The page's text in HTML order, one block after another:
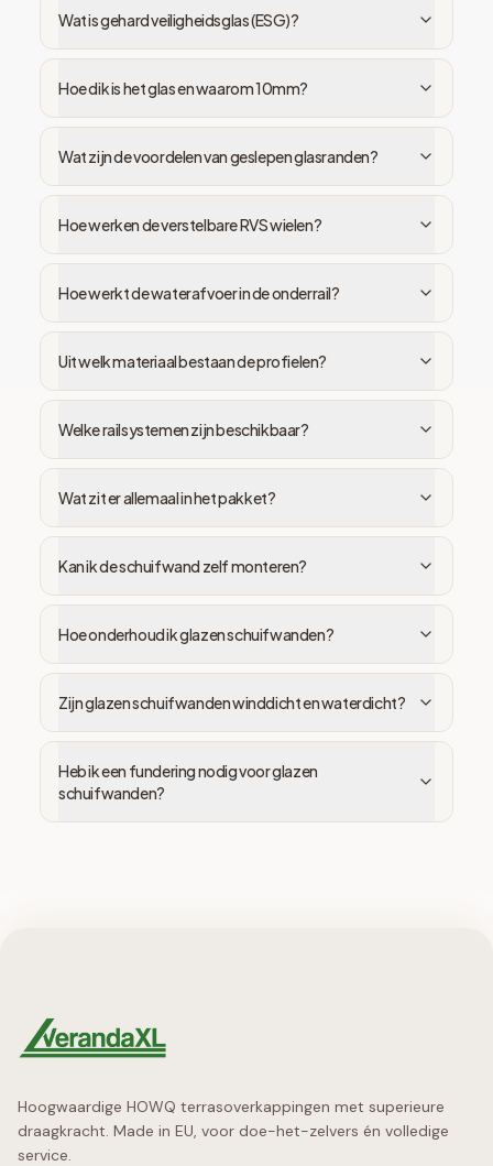
Wat is gehard veiligheidsglas (ESG)?
Hoe dik is het glas en waarom 10mm?
Wat zijn de voordelen van geslepen glasranden?
Hoe werken de verstelbare RVS wielen?
Hoe werkt de waterafvoer in de onderrail?
Uit welk materiaal bestaan de profielen?
Welke railsystemen zijn beschikbaar?
Wat zit er allemaal in het pakket?
Kan ik de schuifwand zelf monteren?
Hoe onderhoud ik glazen schuifwanden?
Zijn glazen schuifwanden winddicht en waterdicht?
Heb ik een fundering nodig voor glazen
schuifwanden?
Hoogwaardige HOWQ terrasoverkappingen met superieure
draagkracht. Made in EU, voor doe-het-zelvers én volledige
service.